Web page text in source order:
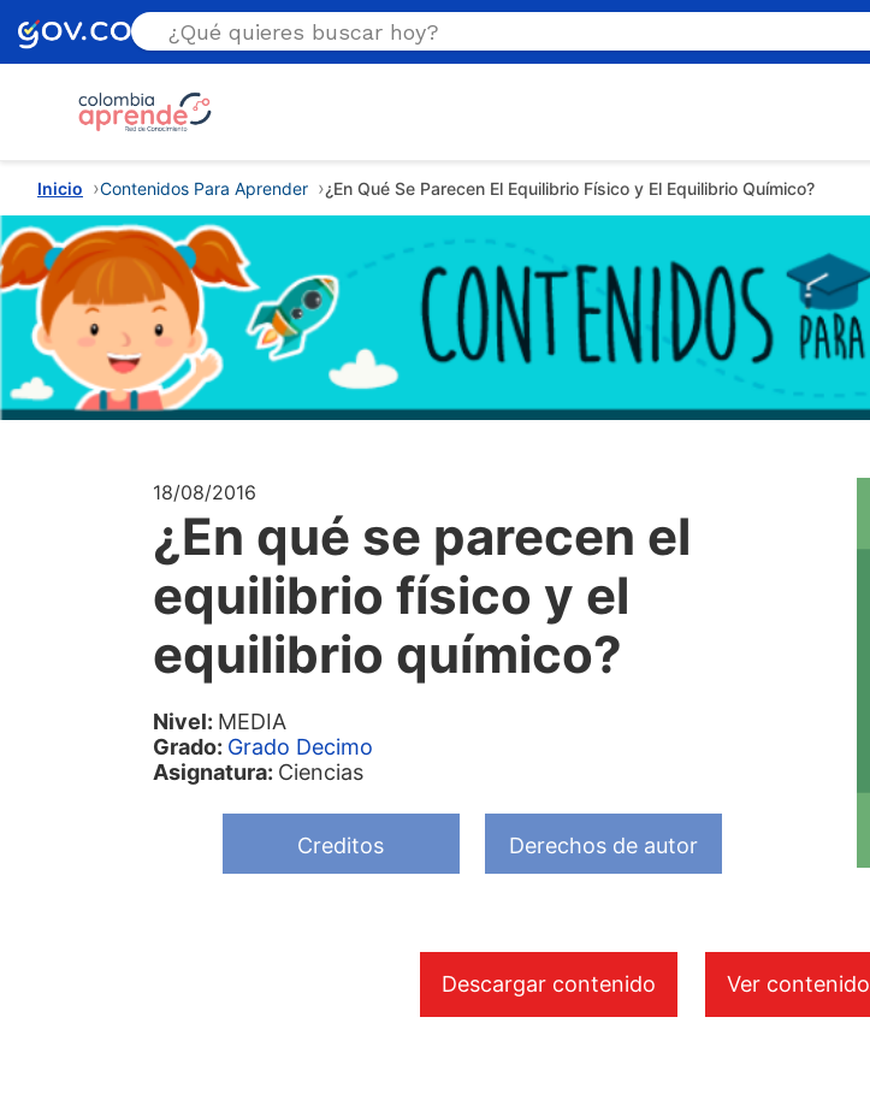
Estás aquí
Inicio Contenidos Para Aprender ¿En Qué Se Parecen El Equilibrio Físico y El Equilibrio Químico?
18/08/2016
¿En qué se parecen el
equilibrio físico y el
equilibrio químico?
Nivel: MEDIA
Grado: Grado Decimo
Asignatura: Ciencias
Creditos Derechos de autor
Descargar contenido Ver contenido